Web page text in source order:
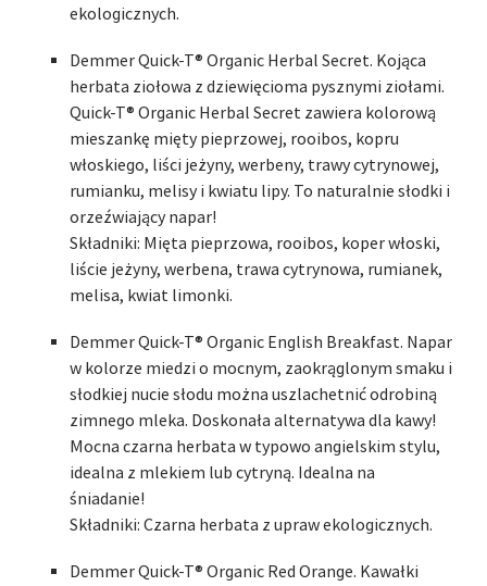
ekologicznych.
Demmer Quick-T® Organic Herbal Secret. Kojąca
herbata ziołowa z dziewięcioma pysznymi ziołami.
Quick-T® Organic Herbal Secret zawiera kolorową
mieszankę mięty pieprzowej, rooibos, kopru
włoskiego, liści jeżyny, werbeny, trawy cytrynowej,
rumianku, melisy i kwiatu lipy. To naturalnie słodki i
orzeźwiający napar!
Składniki: Mięta pieprzowa, rooibos, koper włoski,
liście jeżyny, werbena, trawa cytrynowa, rumianek,
melisa, kwiat limonki.
Demmer Quick-T® Organic English Breakfast. Napar
w kolorze miedzi o mocnym, zaokrąglonym smaku i
słodkiej nucie słodu można uszlachetnić odrobiną
zimnego mleka. Doskonała alternatywa dla kawy!
Mocna czarna herbata w typowo angielskim stylu,
idealna z mlekiem lub cytryną. Idealna na
śniadanie!
Składniki: Czarna herbata z upraw ekologicznych.
Demmer Quick-T® Organic Red Orange. Kawałki